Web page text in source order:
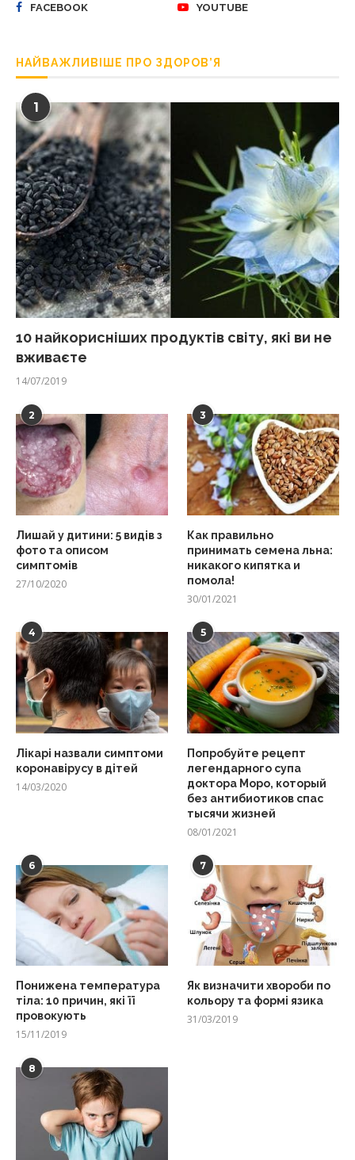
FACEBOOK YOUTUBE
НАЙВАЖЛИВІШЕ ПРО ЗДОРОВ’Я
1
10 найкорисніших продуктів світу, які ви не
вживаєте
14/07/2019
2
Лишай у дитини: 5 видів з
фото та описом
симптомів
27/10/2020
3
Как правильно
принимать семена льна:
никакого кипятка и
помола!
30/01/2021
4
Лікарі назвали симптоми
коронавірусу в дітей
14/03/2020
5
Попробуйте рецепт
легендарного супа
доктора Моро, который
без антибиотиков спас
тысячи жизней
08/01/2021
6
Понижена температура
тіла: 10 причин, які її
провокують
15/11/2019
7
Як визначити хвороби по
кольору та формі язика
31/03/2019
8